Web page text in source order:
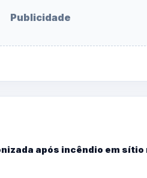
Publicidade
após incêndio em sítio